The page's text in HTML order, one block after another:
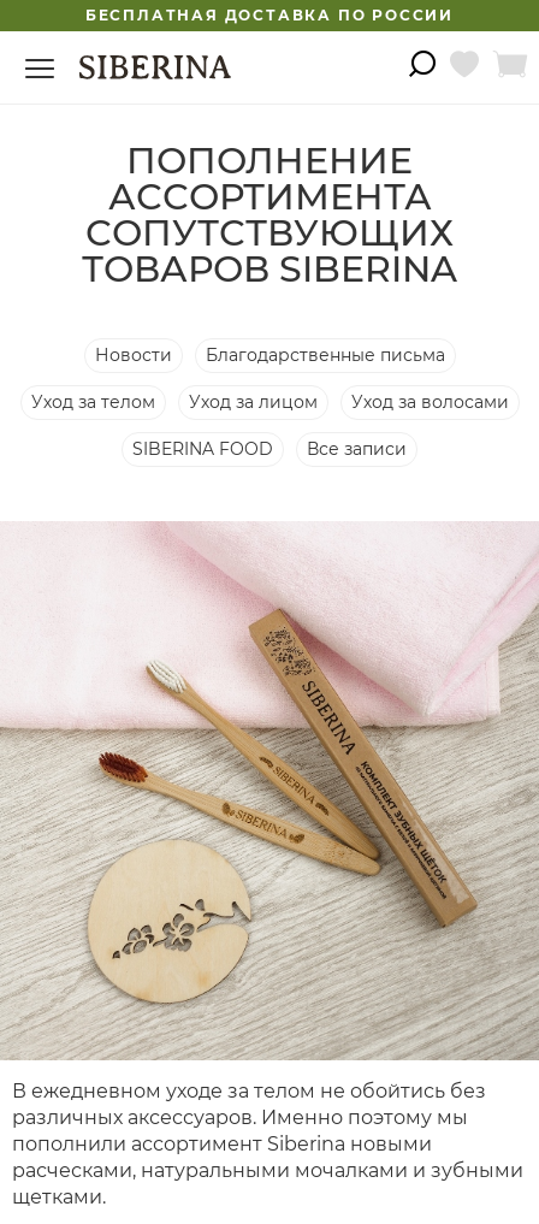
БЕСПЛАТНАЯ ДОСТАВКА ПО РОССИИ
ПОПОЛНЕНИЕ
АССОРТИМЕНТА
СОПУТСТВУЮЩИХ
ТОВАРОВ SIBERINA
Новости Благодарственные письма
Уход за телом Уход за лицом Уход за волосами
SIBERINA FOOD Все записи
В ежедневном уходе за телом не обойтись без
различных аксессуаров. Именно поэтому мы
пополнили ассортимент Siberina новыми
расческами, натуральными мочалками и зубными
щетками.